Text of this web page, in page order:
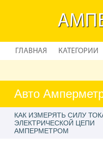
ГЛАВНАЯ КАТЕГОРИИ
Авто
КАК ИЗМЕРЯТЬ СИЛУ
ЭЛЕКТРИЧЕСКОЙ ЦЕПИ
АМПЕРМЕТРОМ